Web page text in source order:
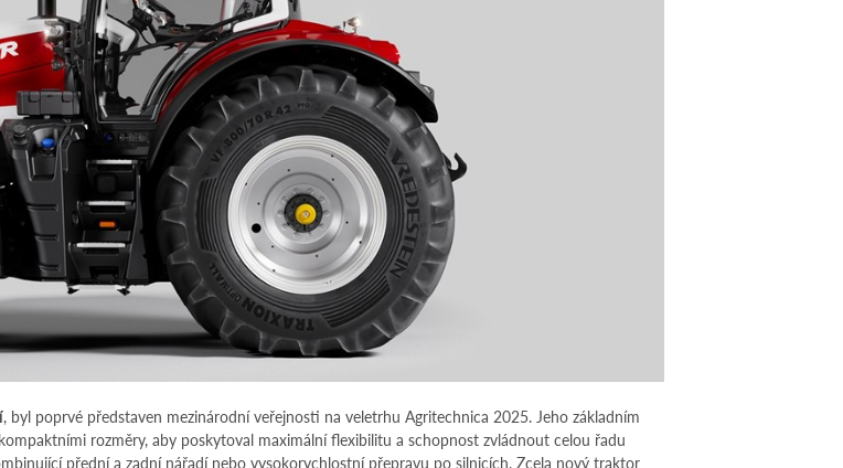
, byl poprvé představen mezinárodní veřejnosti na veletrhu Agritechnica 2025. Jeho základním
rozměry, aby poskytoval maximální flexibilitu a schopnost zvládnout celou řadu
přední a zadní nářadí nebo vysokorychlostní přepravu po silnicích. Zcela nový traktor